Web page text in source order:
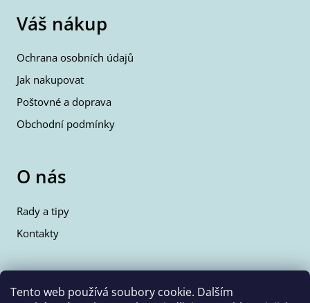
Tento web používá soubory cookie. Dalším
Váš nákup
Ochrana osobních údajů
Jak nakupovat
Poštovné a doprava
Obchodní podmínky
O nás
Rady a tipy
Kontakty
Kontakty